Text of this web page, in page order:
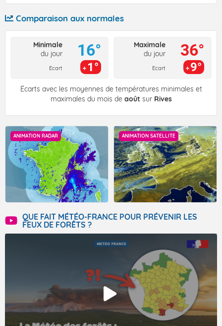
Comparaison aux normales
Minimale
du jour
Ecart
16°
1°
Maximale
du jour
Ecart
36°
9°
Écarts avec les moyennes de températures minimales et
maximales du mois de août sur Rives
ANIMATION RADAR ANIMATION SATELLITE
QUE FAIT MÉTÉO-FRANCE POUR PRÉVENIR LES
FEUX DE FORÊTS ?